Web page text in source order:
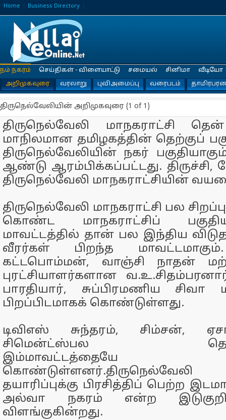
Home Business Directory
நம் நகரம்
அறிமுகவுரை
வரலாறு புவிஅமைப்பு வரைபடம்
செய்திகள் - விளையாட்டு சமையல் சினிமா வீடியோ
திருநெல்வேலியின் அறிமுகவுரை (1 of 1)
திருநெல்வேலி மாநகராட்சி
மாநிலமான தமிழகத்தின் தெற்குப்
திருநெல்வேலியின் நகர்
ஆண்டு ஆரம்பிக்கப்பட்டது.
திருநெல்வேலி மாநகராட்சியின்
திருநெல்வேலி மாநகராட்சி பல
கொண்ட மாநகராட்சிப்
மாவட்டத்தில் தான் பல இந்திய
வீரர்கள் பிறந்த
கட்டபொம்மன், வாஞ்சி நாதன்
புரட்சியாளர்களான
பாரதியார், சுப்பிரமணிய சிவா
பிறப்பிடமாகக் கொண்டுள்ளது.
டிவிஎஸ் சுந்தரம், சிம்சன்,
சிமென்ட்ஸ்பல
இம்மாவட்டத்தையே
தயாரிப்புக்கு பிரசித்திப் பெற்ற
அல்வா நகரம் என்ற
விளங்குகின்றது.